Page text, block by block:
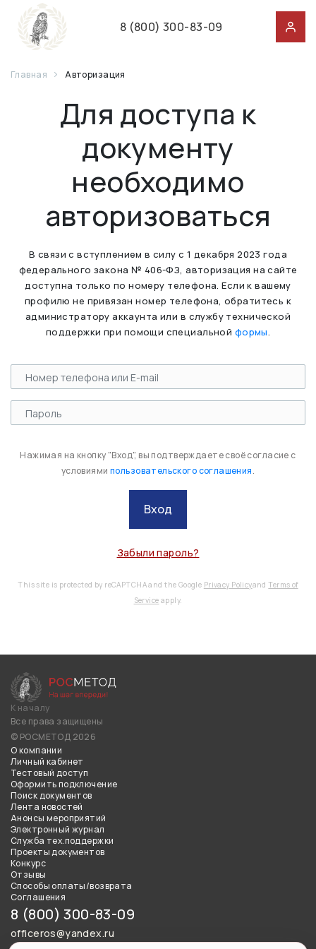
8 (800) 300-83-09
Главная Авторизация
Для доступа к
документу
необходимо
авторизоваться
В связи с вступлением в силу с 1 декабря 2023 года
федерального закона № 406-ФЗ, авторизация на сайте
доступна только по номеру телефона. Если к вашему
профилю не привязан номер телефона, обратитесь к
администратору аккаунта или в службу технической
поддержки при помощи специальной формы.
Нажимая на кнопку "Вход", вы подтверждаете своё согласие с
условиями пользовательского соглашения.
Вход
Забыли пароль?
This site is protected by reCAPTCHA and the Google Privacy PolicyandTerms of
Service apply.
К началу
Все права защищены
© РОСМЕТОД 2026
О компании
Личный кабинет
Тестовый доступ
Оформить подключение
Поиск документов
Лента новостей
Анонсы мероприятий
Электронный журнал
Служба тех.поддержки
Проекты документов
Конкурс
Отзывы
Способы оплаты/возврата
Соглашения
8 (800) 300-83-09
officeros@yandex.ru